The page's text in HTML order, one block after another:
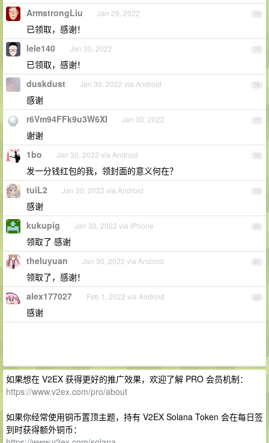
74
ArmstrongLiu Jan 29, 2022
已领取，感谢！
75
lele140 Jan 30, 2022
已领取，感谢！
76
duskdust Jan 30, 2022 via Android
感谢
77
r6Vm94FFk9u3W6XI Jan 30, 2022
谢谢
78
1bo Jan 30, 2022 via Android
发一分钱红包的我，领封面的意义何在？
79
tuiL2 Jan 30, 2022 via Android
感谢
80
kukupig Jan 30, 2022 via iPhone
领取了 感谢
81
theluyuan Jan 30, 2022 via Android
领取了，感谢！
82
alex177027 Feb 1, 2022 via Android
感谢
如果想在 V2EX 获得更好的推广效果，欢迎了解 PRO 会员机制：
https://www.v2ex.com/pro/about
如果你经常使用铜币置顶主题，持有 V2EX Solana Token 会在每日签
到时获得额外铜币：